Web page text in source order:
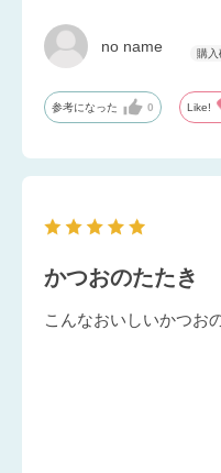
no name
参考になった 0 Like!
かつおのたたき
こんなおいしいかつお